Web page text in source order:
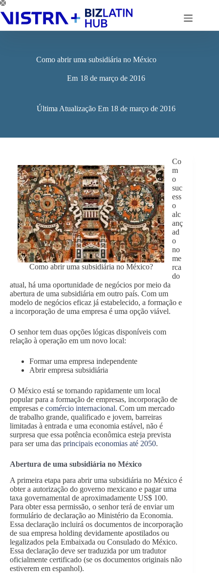
Pular
para
conteúdo
Como abrir uma subsidiária no México
Em 18 de março de 2016
Última Atualização Em 18 de março de 2016
Como abrir uma subsidiária no México?
Co
m
o
suc
ess
o
alc
anç
ad
o
no
me
rca
do
atual, há uma oportunidade de negócios por meio da
abertura de uma subsidiária em outro país. Com um
modelo de negócios eficaz já estabelecido, a formação e
a incorporação de uma empresa é uma opção viável.
O senhor tem duas opções lógicas disponíveis com
relação à operação em um novo local:
Formar uma empresa independente
Abrir empresa subsidiária
O México está se tornando rapidamente um local
popular para a formação de empresas, incorporação de
empresas e comércio internacional. Com um mercado
de trabalho grande, qualificado e jovem, barreiras
limitadas à entrada e uma economia estável, não é
surpresa que essa potência econômica esteja prevista
para ser uma das principais economias até 2050.
Abertura de uma subsidiária no México
A primeira etapa para abrir uma subsidiária no México é
obter a autorização do governo mexicano e pagar uma
taxa governamental de aproximadamente US$ 100.
Para obter essa permissão, o senhor terá de enviar um
formulário de declaração ao Ministério da Economia.
Essa declaração incluirá os documentos de incorporação
de sua empresa holding devidamente apostilados ou
legalizados pela Embaixada ou Consulado do México.
Essa declaração deve ser traduzida por um tradutor
oficialmente certificado (se os documentos originais não
estiverem em espanhol).